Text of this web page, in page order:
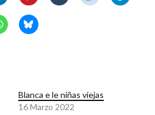
Blanca e le niñas viejas
16 Marzo 2022